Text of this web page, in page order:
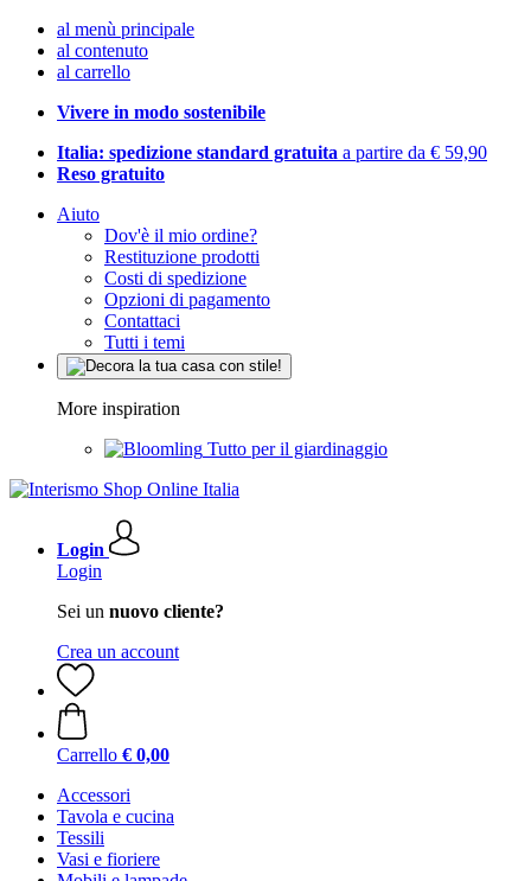
al menù principale
al contenuto
al carrello
Vivere in modo sostenibile
Italia: spedizione standard gratuita a partire da € 59,90
Reso gratuito
Aiuto
Dov'è il mio ordine?
Restituzione prodotti
Costi di spedizione
Opzioni di pagamento
Contattaci
Tutti i temi
More inspiration
Tutto per il giardinaggio
Login
Login
Sei un nuovo cliente?
Crea un account
Carrello € 0,00
Accessori
Tavola e cucina
Tessili
Vasi e fioriere